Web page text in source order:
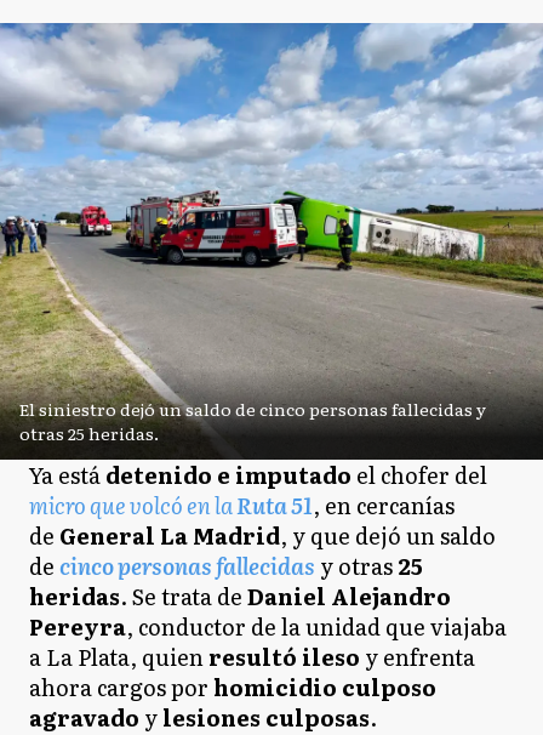
El siniestro dejó un saldo de cinco personas fallecidas y
otras 25 heridas.
Ya estádetenido e imputado el chofer del
micro que volcó en laRuta 51, en cercanías
de General La Madrid, y que dejó un saldo
decinco personas fallecidas y otras25
heridas. Se trata deDaniel Alejandro
Pereyra, conductor de la unidad que viajaba
a La Plata, quienresultó ileso y enfrenta
ahora cargos porhomicidio culposo
agravado ylesiones culposas.